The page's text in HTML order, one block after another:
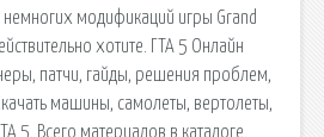
немногих модификаций игры Grand
хотите. ГТА 5 Онлайн
патчи, гайды, решения проблем,
машины, cамолеты, вертолеты,
5. Всего материалов в каталоге.